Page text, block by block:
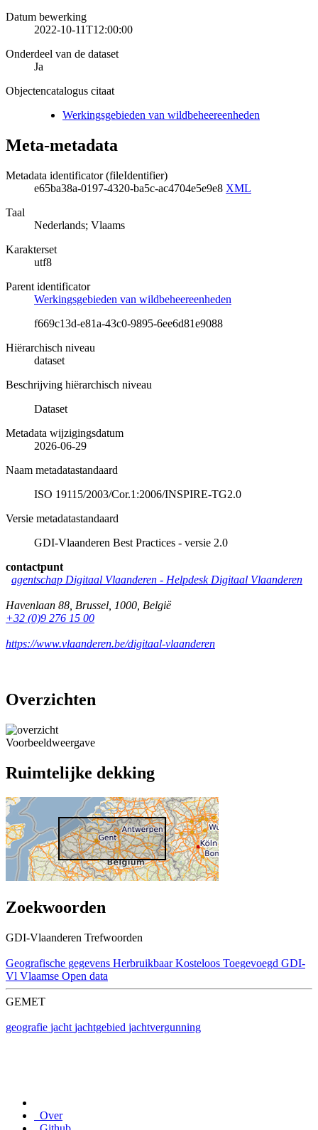
Datum bewerking
2022-10-11T12:00:00
Onderdeel van de dataset
Ja
Objectencatalogus citaat
Werkingsgebieden van wildbeheereenheden
Meta-metadata
Metadata identificator (fileIdentifier)
e65ba38a-0197-4320-ba5c-ac4704e5e9e8 XML
Taal
Nederlands; Vlaams
Karakterset
utf8
Parent identificator
Werkingsgebieden van wildbeheereenheden
f669c13d-e81a-43c0-9895-6ee6d81e9088
Hiërarchisch niveau
dataset
Beschrijving hiërarchisch niveau
Dataset
Metadata wijzigingsdatum
2026-06-29
Naam metadatastandaard
ISO 19115/2003/Cor.1:2006/INSPIRE-TG2.0
Versie metadatastandaard
GDI-Vlaanderen Best Practices - versie 2.0
contactpunt
agentschap Digitaal Vlaanderen - Helpdesk Digitaal Vlaanderen
Havenlaan 88 Brussel 1000 België
+32 (0)9 276 15 00
https://www.vlaanderen.be/digitaal-vlaanderen
Overzichten
Voorbeeldweergave
Ruimtelijke dekking
Zoekwoorden
GDI-Vlaanderen Trefwoorden
Geografische gegevens Herbruikbaar Kosteloos Toegevoegd GDI-
Vl Vlaamse Open data
GEMET
geografie jacht jachtgebied jachtvergunning
Over